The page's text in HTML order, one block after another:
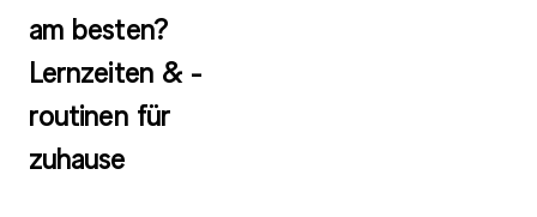
am besten?
Lernzeiten & -
routinen für
zuhause